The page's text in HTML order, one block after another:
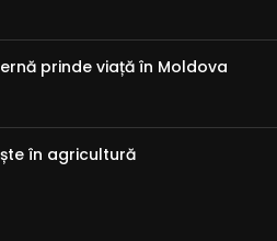
prinde viață în Moldova
în agricultură